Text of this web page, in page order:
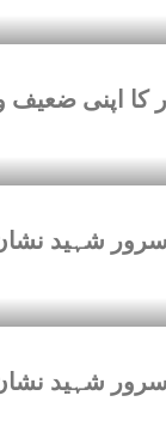
کا اپنی ضعیف
شہید نشان
شہید نشان